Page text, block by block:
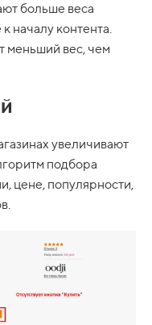
больше веса
началу контента.
меньший вес, чем
увеличивают
подбора
цене, популярности,